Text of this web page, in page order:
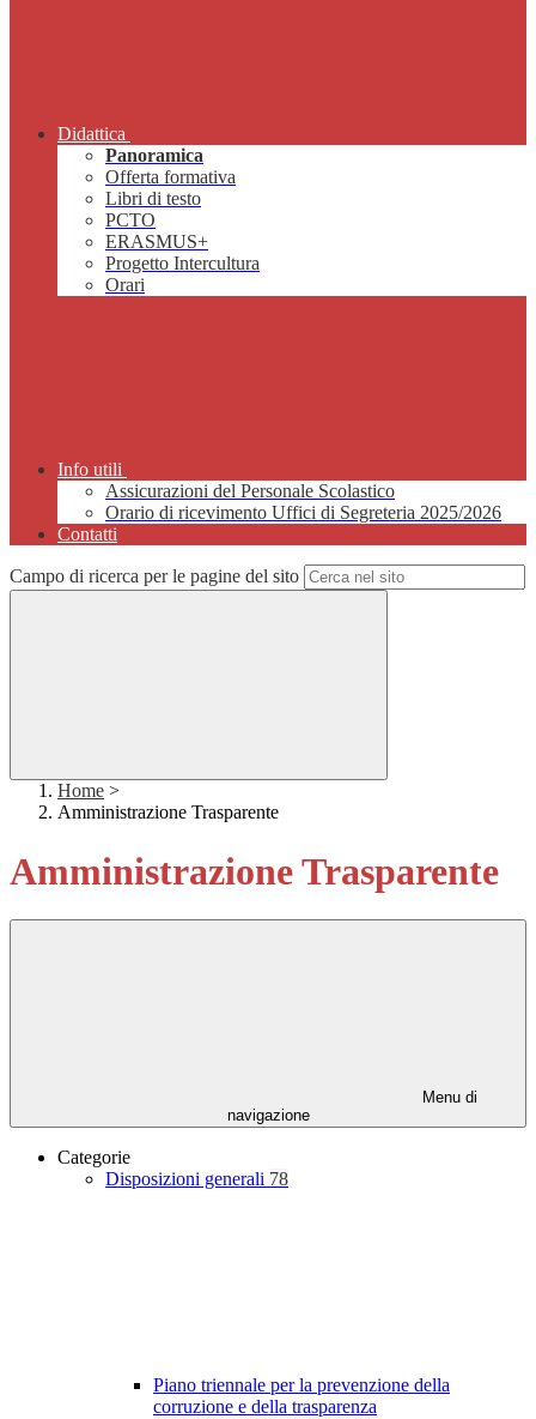
Didattica
Panoramica
Offerta formativa
Libri di testo
PCTO
ERASMUS+
Progetto Intercultura
Orari
Info utili
Assicurazioni del Personale Scolastico
Orario di ricevimento Uffici di Segreteria 2025/2026
Contatti
Campo di ricerca per le pagine del sito
Home >
Amministrazione Trasparente
Amministrazione Trasparente
Menu di
navigazione
Categorie
Disposizioni generali 78
Piano triennale per la prevenzione della
corruzione e della trasparenza